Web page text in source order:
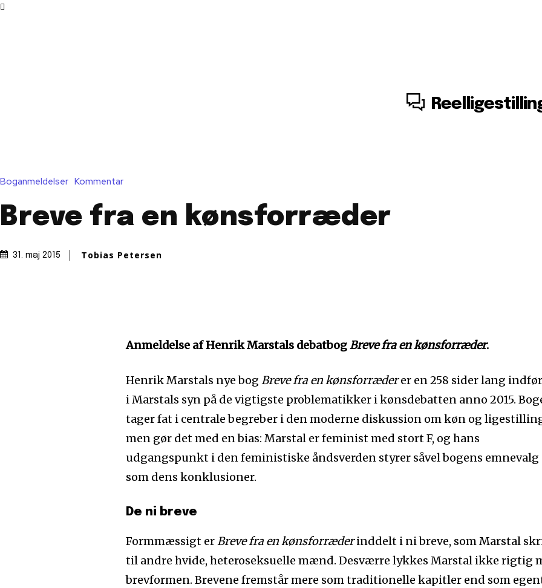
Boganmeldelser Kommentar
Breve fra en kønsforræder
31. maj 2015 Tobias Petersen
Anmeldelse af Henrik Marstals debatbogBreve fra en kønsforræder.
Henrik Marstals nye bog Breve fra en kønsforræderer en 258 sider lang
i Marstals syn på de vigtigste problematikker i kønsdebatten anno 2015.
tager fat i centrale begreber i den moderne diskussion om køn og
men gør det med en bias: Marstal er feminist med stort F, og hans
udgangspunkt i den feministiske åndsverden styrer såvel bogens emnevalg
som dens konklusioner.
De ni breve
Formmæssigt erBreve fra en kønsforræderinddelt i ni breve, som Marstal
til andre hvide, heteroseksuelle mænd. Desværre lykkes Marstal ikke rigtig
brevformen. Brevene fremstår mere som traditionelle kapitler end som